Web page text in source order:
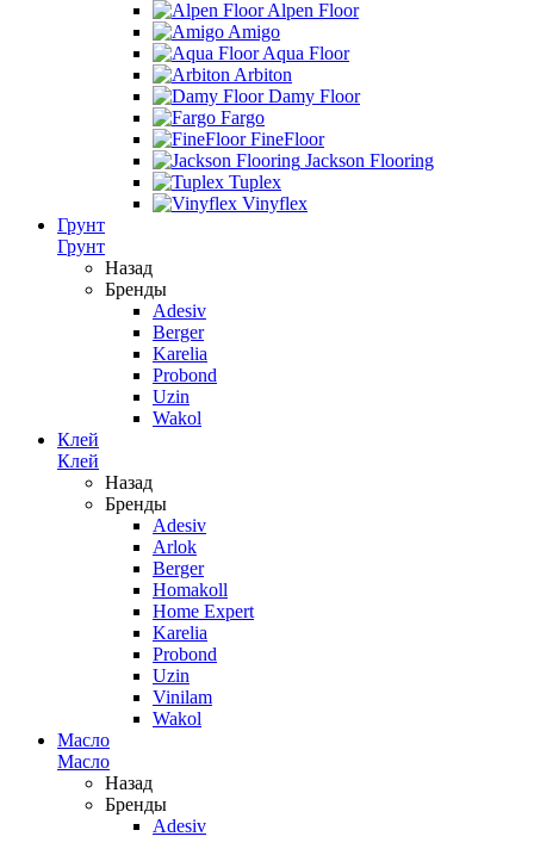
Alpen Floor
Amigo
Aqua Floor
Arbiton
Damy Floor
Fargo
FineFloor
Jackson Flooring
Tuplex
Vinyflex
Грунт
Грунт
Назад
Бренды
Adesiv
Berger
Karelia
Probond
Uzin
Wakol
Клей
Клей
Назад
Бренды
Adesiv
Arlok
Berger
Homakoll
Home Expert
Karelia
Probond
Uzin
Vinilam
Wakol
Масло
Масло
Назад
Бренды
Adesiv